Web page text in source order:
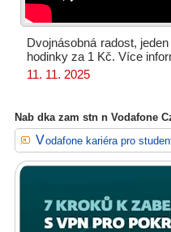
Dvojnásobná radost,
hodinky za 1 Kč. Více
11. 11. 2025
Nab dka zam stn n Vodafone
Vodafone kariéra pro